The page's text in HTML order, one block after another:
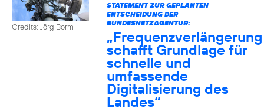
Credits: Jörg Borm
STATEMENT ZUR GEPLANTEN
ENTSCHEIDUNG DER
BUNDESNETZAGENTUR:
„Frequenzverlängerung
schafft Grundlage für
schnelle und
umfassende
Digitalisierung des
Landes“